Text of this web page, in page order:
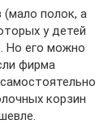
полок, а
у детей
Но его можно
фирма
корзин